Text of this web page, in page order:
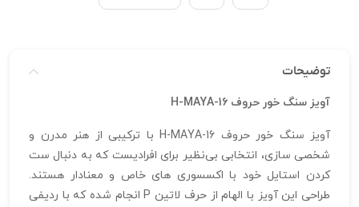
توضیحات
آویز سنگ خور حروف H-MAYA-16
آویز سنگ خور حروف H-MAYA-16 با ترکیبی از هنر مدرن و
شخصی‌ سازی، انتخابی بی‌نظیر برای افرادیست که به دنبال ست
کردن استایل خود با اکسسوری‌ های خاص و معنادار هستند.
طراحی این آویز با الهام از حرف لاتین P انجام شده که با ردیفی